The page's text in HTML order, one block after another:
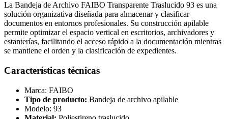
La Bandeja de Archivo FAIBO Transparente Traslucido 93 es una
solución organizativa diseñada para almacenar y clasificar
documentos en entornos profesionales. Su construcción apilable
permite optimizar el espacio vertical en escritorios, archivadores y
estanterías, facilitando el acceso rápido a la documentación mientras
se mantiene el orden y la clasificación de expedientes.
Características técnicas
Marca: FAIBO
Tipo de producto: Bandeja de archivo apilable
Modelo: 93